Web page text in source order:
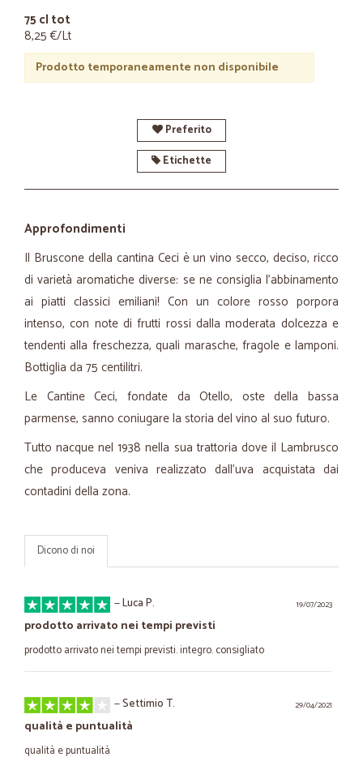
75 cl tot
8,25 €/Lt
Prodotto temporaneamente non disponibile
Preferito
Etichette
Approfondimenti
Il Bruscone della cantina Ceci è un vino secco, deciso, ricco
di varietà aromatiche diverse: se ne consiglia l'abbinamento
ai piatti classici emiliani! Con un colore rosso porpora
intenso, con note di frutti rossi dalla moderata dolcezza e
tendenti alla freschezza, quali marasche, fragole e lamponi.
Bottiglia da 75 centilitri.
Le Cantine Ceci, fondate da Otello, oste della bassa
parmense, sanno coniugare la storia del vino al suo futuro.
Tutto nacque nel 1938 nella sua trattoria dove il Lambrusco
che produceva veniva realizzato dall'uva acquistata dai
contadini della zona.
Dicono di noi
19/07/2023
—Luca P.
prodotto arrivato nei tempi previsti
prodotto arrivato nei tempi previsti. integro. consigliato
29/04/2021
—Settimio T.
qualità e puntualità
qualità e puntualità